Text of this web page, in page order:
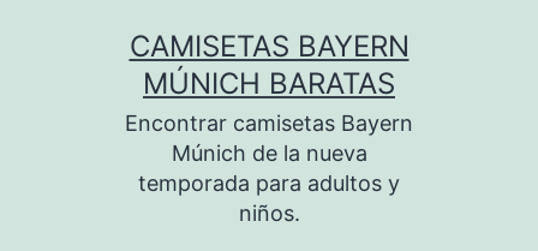
CAMISETAS BAYERN
MÚNICH BARATAS
Encontrar camisetas Bayern
Múnich de la nueva
temporada para adultos y
niños.